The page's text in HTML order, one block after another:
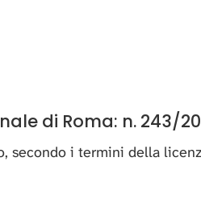
di Roma: n. 243/
secondo i termini della